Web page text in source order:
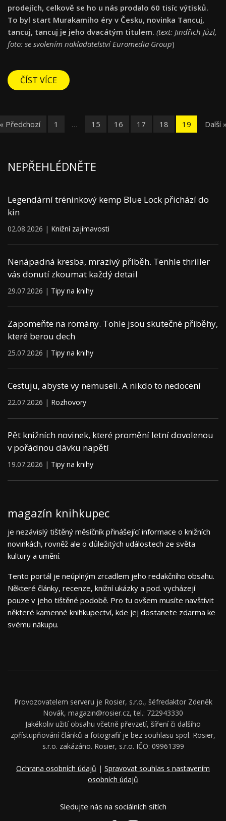
prodejích, celkově se ho u nás prodalo 60 tisíc výtisků.
To byl start Murakamiho éry v Česku, novinka Tancuj,
tancuj, tancuj je jeho dvacátým titulem. (text: Jindřich Jůzl,
foto: se svolením nakladatelství Euromedia Group)
ČÍST VÍCE
Předchozí 1 … 15 16 17 18 19 Další
NEPŘEHLÉDNĚTE
Legendární tréninkový kemp Blue Lock přichází do
kin
02.08.2026 | Knižní zajímavosti
Nenápadná kresba, mrazivý příběh. Tenhle thriller
vás donutí zkoumat každý detail
29.07.2026 | Tipy na knihy
Zapomeňte na romány. Tohle jsou skutečné příběhy,
které berou dech
25.07.2026 | Tipy na knihy
Cestuju, abyste vy nemuseli. A nikdo to nedocení
22.07.2026 | Rozhovory
Pět knižních novinek, které promění letní dovolenou
v pořádnou dávku napětí
19.07.2026 | Tipy na knihy
magazín knihkupec
je nezávislý tištěný měsíčník přinášející informace o knižních
novinkách, rovněž ale o důležitých událostech ze světa
kultury a umění.
Tento portál je neúplným zrcadlem jeho redakčního obsahu.
Některé články, recenze, knižní ukázky a pod. vycházejí
pouze v jeho tištěné podobě. Pro tu ovšem musíte navštívit
některé kamenné knihkupectví, kde jej dostanete zdarma ke
svému nákupu.
Provozovatelem serveru je Rosier, s.r.o., šéfredaktor Zdeněk
Novák, magazin@rosier.cz, tel.: 722943330
Jakékoliv užití obsahu včetně převzetí, šíření či dalšího
zpřístupňování článků a fotografií je bez souhlasu spol. Rosier,
s.r.o. zakázáno. Rosier, s.r.o. IČO: 09961399
Ochrana osobních údajů | Spravovat souhlas s nastavením
osobních údajů
Sledujte nás na sociálních sítích